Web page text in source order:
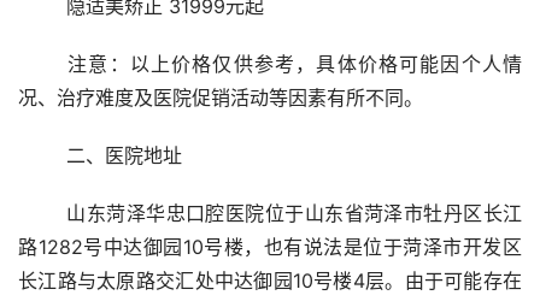
	隐适美矫正 31999元起
况、治疗难度及医院促销活动等因素有所不同。
	二、医院地址
路1282号中达御园10号楼，也有说法是位于菏泽市开发区
长江路与太原路交汇处中达御园10号楼4层。由于可能存在